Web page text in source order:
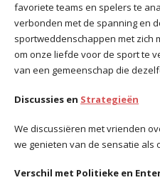
favoriete teams en spelers te
verbonden met de spanning en
sportweddenschappen met zich
om onze liefde voor de sport te
van een gemeenschap die
Discussies en Strategieën
We discussiëren met vrienden
we genieten van de sensatie als
Verschil met Politieke en